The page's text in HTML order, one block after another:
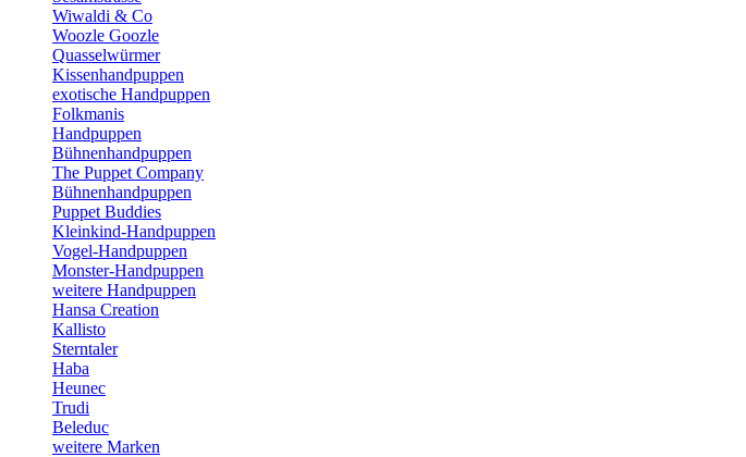
Wiwaldi & Co
Woozle Goozle
Quasselwürmer
Kissenhandpuppen
exotische Handpuppen
Folkmanis
Handpuppen
Bühnenhandpuppen
The Puppet Company
Bühnenhandpuppen
Puppet Buddies
Kleinkind-Handpuppen
Vogel-Handpuppen
Monster-Handpuppen
weitere Handpuppen
Hansa Creation
Kallisto
Sterntaler
Haba
Heunec
Trudi
Beleduc
weitere Marken